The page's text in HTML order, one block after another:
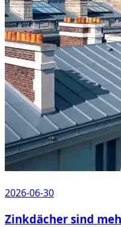
2026-06-30
Zinkdächer sind